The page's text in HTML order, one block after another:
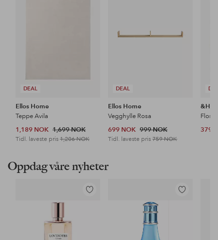
DEAL
Ellos Home
Teppe Avila
1,189 NOK 1,699 NOK
Tidl. laveste pris 1,206 NOK
DEAL
Ellos Home
Vegghylle Rosa
699 NOK 999 NOK
Tidl. laveste pris759 NOK
379
Oppdag våre nyheter
Legg
Legg